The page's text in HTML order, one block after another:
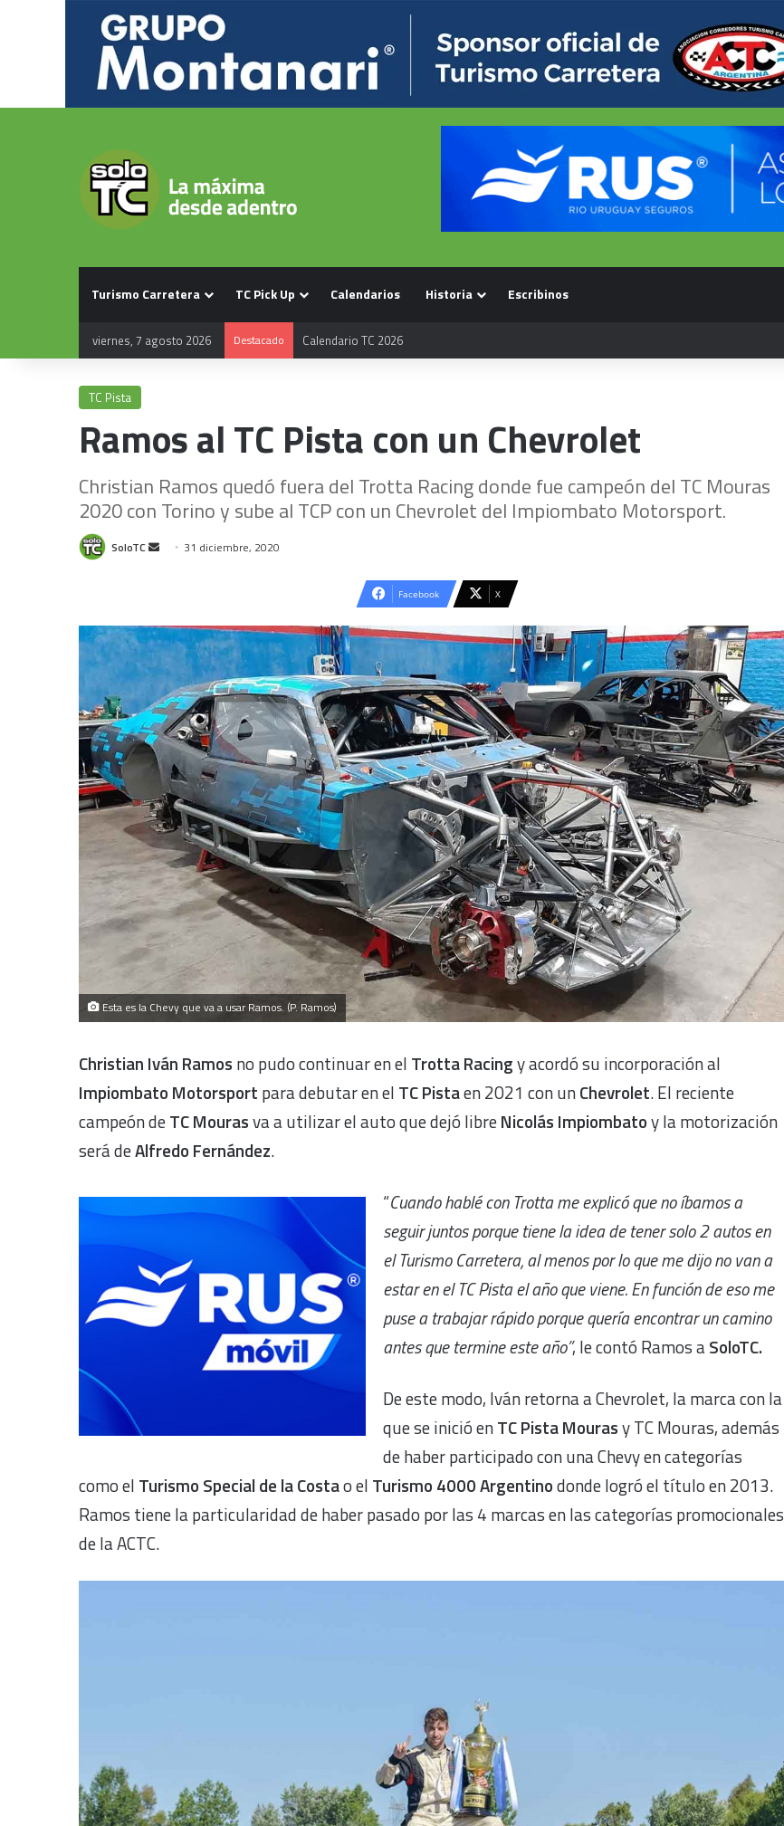
Turismo Carretera TC Pick Up Calendarios Historia Escribinos
viernes, 7 agosto 2026 Destacado Calendario TC 2026
TC Pista
Ramos al TC Pista con un Chevrolet
Christian Ramos quedó fuera del Trotta Racing donde fue campeón del TC Mouras
2020 con Torino y sube al TCP con un Chevrolet del Impiombato Motorsport.
SoloTC
Send 31 diciembre, 2020
Facebook X
Esta es la Chevy que va a usar Ramos. (P. Ramos)
Christian Iván Ramos no pudo continuar en el Trotta Racingy acordó su incorporación al
Impiombato Motorsport para debutar en el TC Pistaen 2021 con unChevrolet. El reciente
campeón deTC Mourasva a utilizar el auto que dejó libreNicolás Impiombatoy la motorización
será deAlfredo Fernández.
“Cuando hablé con Trotta me explicó que no íbamos a
seguir juntos porque tiene la idea de tener solo 2 autos en
el Turismo Carretera, al menos por lo que me dijo no van a
estar en el TC Pista el año que viene. En función de eso me
puse a trabajar rápido porque quería encontrar un camino
antes que termine este año”, le contó Ramos aSoloTC.
De este modo, Iván retorna a Chevrolet, la marca con la
que se inició enTC Pista MourasyTC Mouras, además
de haber participado con una Chevy en categorías
como el Turismo Special de la Costao el Turismo 4000 Argentinodonde logró el título en 2013.
Ramos tiene la particularidad de haber pasado por las 4 marcas en las categorías promocionales
de la ACTC.